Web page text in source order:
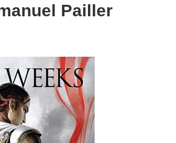
Pailler